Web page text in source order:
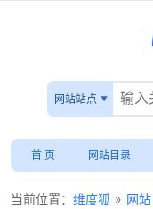
网站站点
首 页 网站目录
当前位置： 维度狐 » 网